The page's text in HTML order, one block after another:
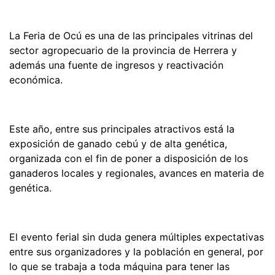
La Feria de Ocú es una de las principales vitrinas del
sector agropecuario de la provincia de Herrera y
además una fuente de ingresos y reactivación
económica.
Este año, entre sus principales atractivos está la
exposición de ganado cebú y de alta genética,
organizada con el fin de poner a disposición de los
ganaderos locales y regionales, avances en materia de
genética.
El evento ferial sin duda genera múltiples expectativas
entre sus organizadores y la población en general, por
lo que se trabaja a toda máquina para tener las